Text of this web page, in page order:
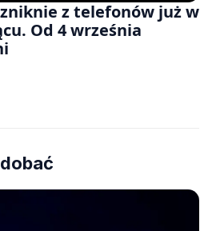
z telefonów już w
Od 4 września